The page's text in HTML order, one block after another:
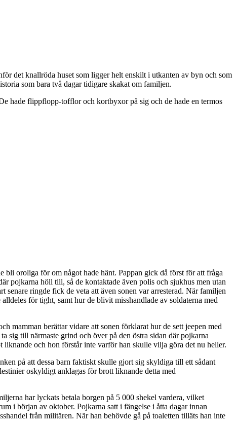
det knallröda huset som ligger helt enskilt i utkanten av byn och som
som bara två dagar tidigare skakat om familjen.
hade flippflopp-tofflor och kortbyxor på sig och de hade en termos
bli oroliga för om något hade hänt. Pappan gick då först för att fråga
pojkarna höll till, så de kontaktade även polis och sjukhus men utan
ringde fick de veta att även sonen var arresterad. När familjen
för tight, samt hur de blivit misshandlade av soldaterna med
mamman berättar vidare att sonen förklarat hur de sett jeepen med
sig till närmaste grind och över på den östra sidan där pojkarna
och hon förstår inte varför han skulle vilja göra det nu heller.
på att dessa barn faktiskt skulle gjort sig skyldiga till ett sådant
oskyldigt anklagas för brott liknande detta med
har lyckats betala borgen på 5 000 shekel vardera, vilket
i början av oktober. Pojkarna satt i fängelse i åtta dagar innan
från militären. När han behövde gå på toaletten tilläts han inte